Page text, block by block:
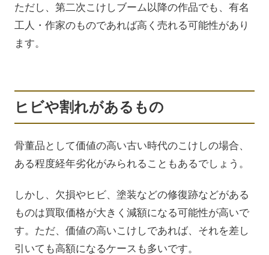
ただし、第二次こけしブーム以降の作品でも、有名
工人・作家のものであれば高く売れる可能性があり
ます。
ヒビや割れがあるもの
骨董品として価値の高い古い時代のこけしの場合、
ある程度経年劣化がみられることもあるでしょう。
しかし、欠損やヒビ、塗装などの修復跡などがある
ものは買取価格が大きく減額になる可能性が高いで
す。ただ、価値の高いこけしであれば、それを差し
引いても高額になるケースも多いです。